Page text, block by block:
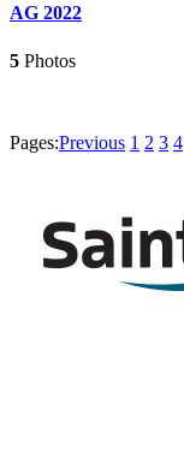
AG 2022
5 Photos
Pages:Previous 1 2 3 4